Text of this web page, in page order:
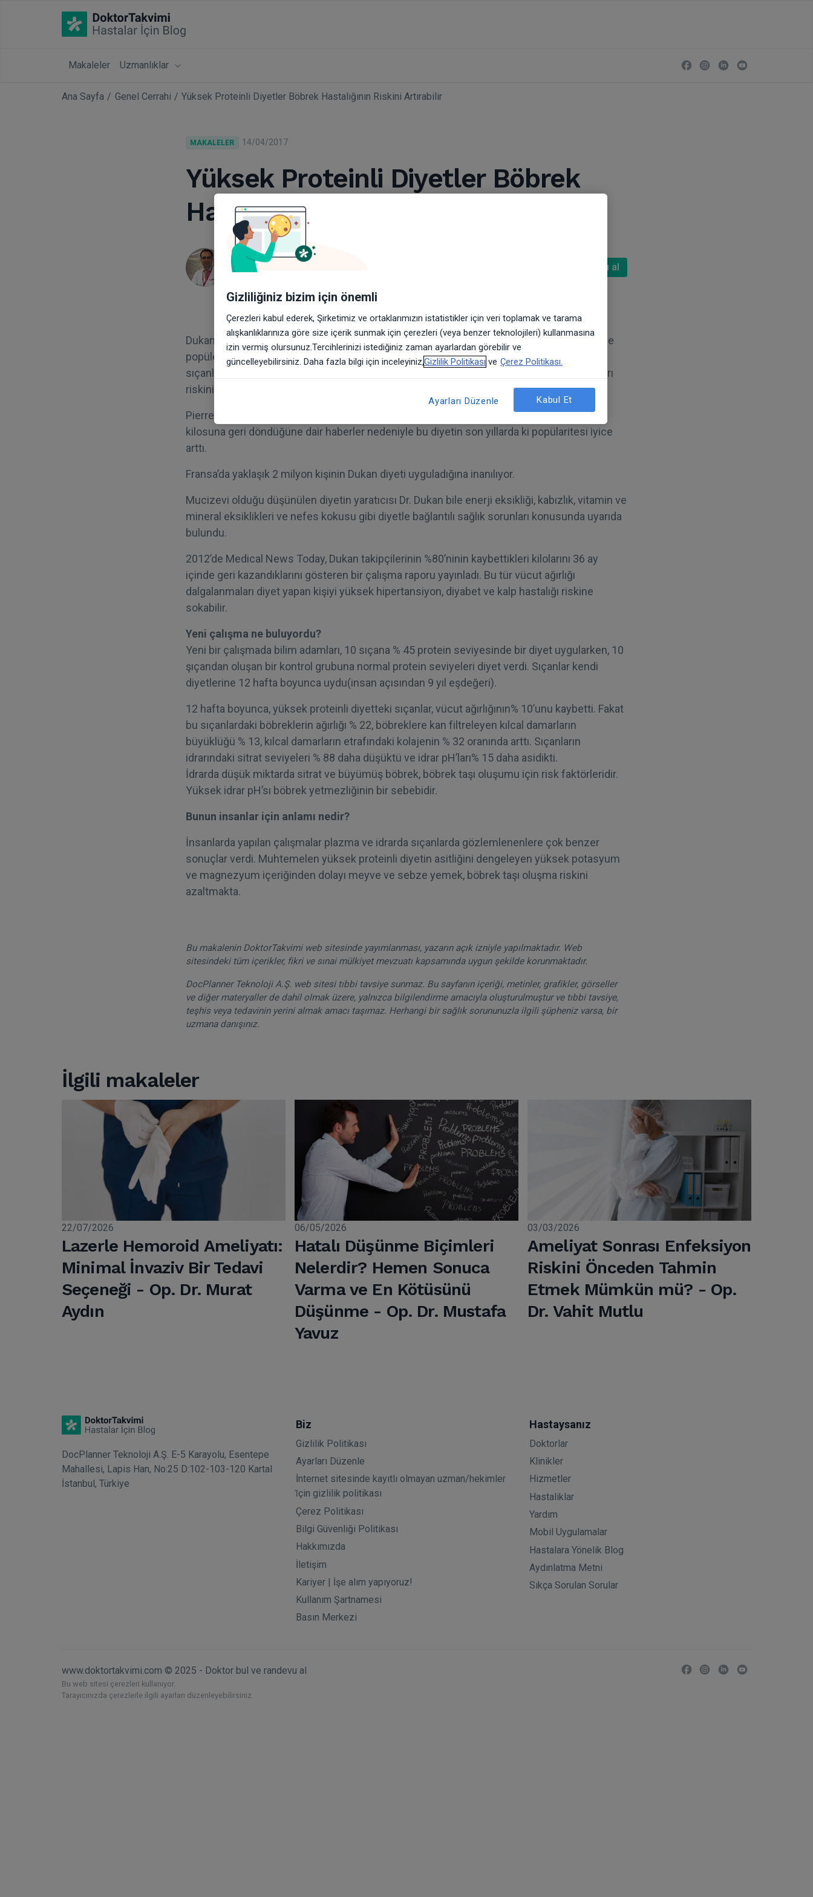
Makaleler Uzmanlıklar
Ana Sayfa Genel Cerrahi Yüksek Proteinli Diyetler Böbrek Hastalığının Riskini Artırabilir
MAKALELER 14/04/2017
Yüksek Proteinli Diyetler Böbrek
Hastalığının Riskini Artırabilir
Doç. Dr. M. Ferhat Ferhatoğlu
Genel Cerrahi, Metabolik Cerrahi, Cerrahi Onkoloji
Randevu al
Dukan diyeti gibi yüksek proteinli diyetler şu anda geleneksel kalori sayan diyet biçimlerine
popüler bir alternatiftir. Ancak İspanya’daki Granada Üniversitesi’ndeki bilim adamları
sıçanlarda yapılan testlerde yüksek proteinli diyetin böbrek taşı ve diğer böbrek hastalıkları
riskini arttırdığını gösterdi.
Pierre Dukan’ ın yüksek proteinli diyetini uygulayan Jennifer Lopez’i hızla doğum sonrası
kilosuna geri döndüğüne dair haberler nedeniyle bu diyetin son yıllarda ki popülaritesi iyice
arttı.
Fransa’da yaklaşık 2 milyon kişinin Dukan diyeti uyguladığına inanılıyor.
Mucizevi olduğu düşünülen diyetin yaratıcısı Dr. Dukan bile enerji eksikliği, kabızlık, vitamin ve
mineral eksiklikleri ve nefes kokusu gibi diyetle bağlantılı sağlık sorunları konusunda uyarıda
bulundu.
2012’de Medical News Today, Dukan takipçilerinin %80’ninin kaybettikleri kilolarını 36 ay
içinde geri kazandıklarını gösteren bir çalışma raporu yayınladı. Bu tür vücut ağırlığı
dalgalanmaları diyet yapan kişiyi yüksek hipertansiyon, diyabet ve kalp hastalığı riskine
sokabilir.
Yeni çalışma ne buluyordu?
Yeni bir çalışmada bilim adamları, 10 sıçana % 45 protein seviyesinde bir diyet uygularken, 10
şıçandan oluşan bir kontrol grubuna normal protein seviyeleri diyet verdi. Sıçanlar kendi
diyetlerine 12 hafta boyunca uydu(insan açısından 9 yıl eşdeğeri).
12 hafta boyunca, yüksek proteinli diyetteki sıçanlar, vücut ağırlığının% 10’unu kaybetti. Fakat
bu sıçanlardaki böbreklerin ağırlığı % 22, böbreklere kan filtreleyen kılcal damarların
büyüklüğü % 13, kılcal damarların etrafındaki kolajenin % 32 oranında arttı. Sıçanların
idrarındaki sitrat seviyeleri % 88 daha düşüktü ve idrar pH’ları% 15 daha asidikti.
İdrarda düşük miktarda sitrat ve büyümüş böbrek, böbrek taşı oluşumu için risk faktörleridir.
Yüksek idrar pH’sı böbrek yetmezliğinin bir sebebidir.
Bunun insanlar için anlamı nedir?
İnsanlarda yapılan çalışmalar plazma ve idrarda sıçanlarda gözlemlenenlere çok benzer
sonuçlar verdi. Muhtemelen yüksek proteinli diyetin asitliğini dengeleyen yüksek potasyum
ve magnezyum içeriğinden dolayı meyve ve sebze yemek, böbrek taşı oluşma riskini
azaltmakta.
Bu makalenin DoktorTakvimi web sitesinde yayımlanması, yazarın açık izniyle yapılmaktadır. Web
sitesindeki tüm içerikler, fikri ve sınai mülkiyet mevzuatı kapsamında uygun şekilde korunmaktadır.
DocPlanner Teknoloji A.Ş. web sitesi tıbbi tavsiye sunmaz. Bu sayfanın içeriği, metinler, grafikler, görseller
ve diğer materyaller de dahil olmak üzere, yalnızca bilgilendirme amacıyla oluşturulmuştur ve tıbbi tavsiye,
teşhis veya tedavinin yerini almak amacı taşımaz. Herhangi bir sağlık sorununuzla ilgili şüpheniz varsa, bir
uzmana danışınız.
İlgili makaleler
22/07/2026
Lazerle Hemoroid Ameliyatı:
Minimal İnvaziv Bir Tedavi
Seçeneği - Op. Dr. Murat
Aydın
06/05/2026
Hatalı Düşünme Biçimleri
Nelerdir? Hemen Sonuca
Varma ve En Kötüsünü
Düşünme - Op. Dr. Mustafa
Yavuz
03/03/2026
Ameliyat Sonrası Enfeksiyon
Riskini Önceden Tahmin
Etmek Mümkün mü? - Op.
Dr. Vahit Mutlu
DocPlanner Teknoloji A.Ş. E-5 Karayolu, Esentepe
Mahallesi, Lapis Han, No:25 D:102-103-120 Kartal
İstanbul, Türkiye
Biz
Gizlilik Politikası
Ayarları Düzenle
İnternet sitesinde kayıtlı olmayan uzman/hekimler
i̇çin gizlilik politikası
Çerez Politikası
Bilgi Güvenliği Politikası
Hakkımızda
İletişim
Kariyer | İşe alım yapıyoruz!
Kullanım Şartnamesi
Basın Merkezi
Hastaysanız
Doktorlar
Klinikler
Hizmetler
Hastaliklar
Yardım
Mobil Uygulamalar
Hastalara Yönelik Blog
Aydınlatma Metni
Sıkça Sorulan Sorular
www.doktortakvimi.com © 2025 - Doktor bul ve randevu al
Bu web sitesi çerezleri kullanıyor.
Tarayıcınızda çerezlerle ilgili ayarları düzenleyebilirsiniz.
Gizliliğiniz bizim için önemli
Çerezleri kabul ederek, Şirketimiz ve ortaklarımızın istatistikler için veri toplamak ve tarama
alışkanlıklarınıza göre size içerik sunmak için çerezleri (veya benzer teknolojileri) kullanmasına
izin vermiş olursunuz.Tercihlerinizi istediğiniz zaman ayarlardan görebilir ve
güncelleyebilirsiniz. Daha fazla bilgi için inceleyiniz,Gizlilik Politikası ve Çerez Politikası.
Ayarları Düzenle Kabul Et